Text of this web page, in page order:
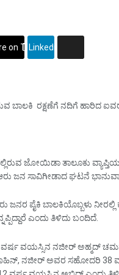
on Twitter
Linkedin
ಬಾಲಕಿ ರಕ್ಷಣೆಗೆ ನದಿಗೆ ಹಾರಿದ
ಜೋಯಿಡಾ ತಾಲೂಕು
ಜನ ಸಾವಿಗೀಡಾದ ಘಟನೆ
ಜನರ ಪೈಕಿ ಬಾಲಕಿಯೊಬ್ಬಳು
ಎಂದು ತಿಳಿದು ಬಂದಿದೆ.
ವರ್ಷ ವಯಸ್ಸಿನ ನಜೀರ್ ಅಹ್ಮದ್
ನಜೀರ್ ಅವರ ಸಹೋದರಿ 38